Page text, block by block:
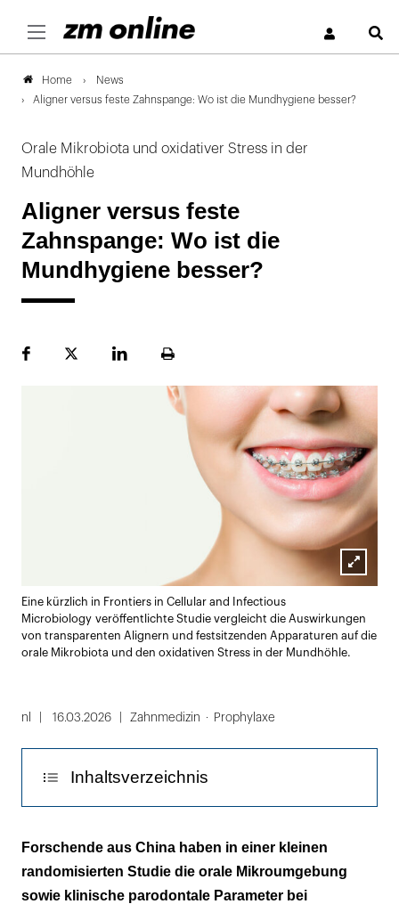
Home
News
Aligner versus feste Zahnspange: Wo ist die Mundhygiene besser?
Orale Mikrobiota und oxidativer Stress in der
Mundhöhle
Aligner versus feste
Zahnspange: Wo ist die
Mundhygiene besser?
FacebookPlattformLinekdInSeite
Lightbox
Eine kürzlich in Frontiers in Cellular and Infectious
Microbiology veröffentlichte Studie vergleicht die Auswirkungen
von transparenten Alignern und festsitzenden Apparaturen auf die
orale Mikrobiota und den oxidativen Stress in der Mundhöhle.
nl 16.03.2026 Zahnmedizin Prophylaxe
Inhaltsverzeichnis
Festsitzende Apparaturen beeinflussen die
orale Mikro-Umgebung stärker
Forschende aus China haben in einer kleinen
randomisierten Studie die orale Mikroumgebung
sowie klinische parodontale Parameter bei